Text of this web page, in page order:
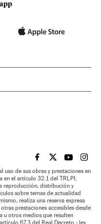
EL PAÍS BRASIL EN
EL PAÍSEL PAÍS
EL
uso de sus obras y prestaciones en
en el artículo 32.1 del TRLPI;
reproducción, distribución y
sobre temas de actualidad
realiza una reserva expresa
prestaciones accesibles desde
u otros medios que resulten